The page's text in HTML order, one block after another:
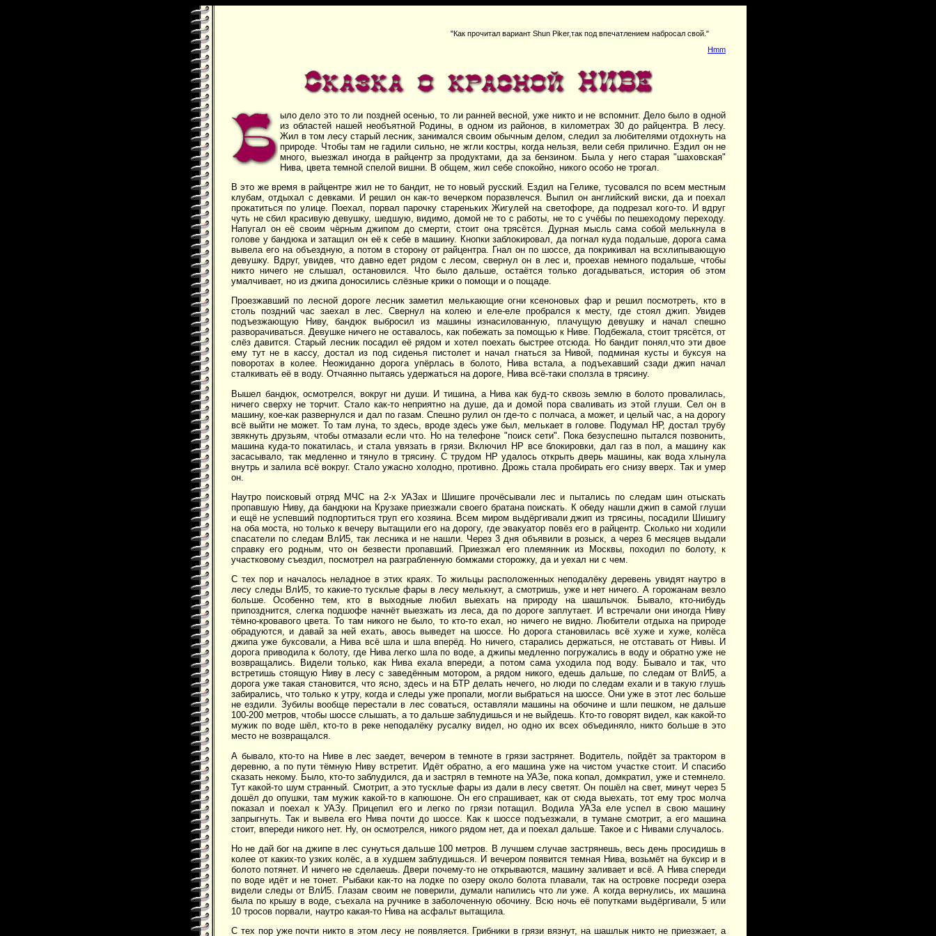
"Как прочитал вариант Shun Piker,так под впечатлением набросал свой."
Hmm
ыло дело это то ли поздней осенью, то ли ранней весной, уже никто и не вспомнит. Дело было в одной
из областей нашей необъятной Родины, в одном из районов, в километрах 30 до райцентра. В лесу.
Жил в том лесу старый лесник, занимался своим обычным делом, следил за любителями отдохнуть на
природе. Чтобы там не гадили сильно, не жгли костры, когда нельзя, вели себя прилично. Ездил он не
много, выезжал иногда в райцентр за продуктами, да за бензином. Была у него старая "шаховская"
Нива, цвета темной спелой вишни. В общем, жил себе спокойно, никого особо не трогал.
В это же время в райцентре жил не то бандит, не то новый русский. Ездил на Гелике, тусовался по всем местным
клубам, отдыхал с девками. И решил он как-то вечерком поразвлечся. Выпил он английский виски, да и поехал
прокатиться по улице. Поехал, порвал парочку стареньких Жигулей на светофоре, да подрезал кого-то. И вдруг
чуть не сбил красивую девушку, шедшую, видимо, домой не то с работы, не то с учёбы по пешеходому переходу.
Напугал он её своим чёрным джипом до смерти, стоит она трясётся. Дурная мысль сама собой мелькнула в
голове у бандюка и затащил он её к себе в машину. Кнопки заблокировал, да погнал куда подальше, дорога сама
вывела его на объездную, а потом в сторону от райцентра. Гнал он по шоссе, да покрикивал на всхлипывающую
девушку. Вдруг, увидев, что давно едет рядом с лесом, свернул он в лес и, проехав немного подальше, чтобы
никто ничего не слышал, остановился. Что было дальше, остаётся только догадываться, история об этом
умалчивает, но из джипа доносились слёзные крики о помощи и о пощаде.
Проезжавший по лесной дороге лесник заметил мелькающие огни ксеноновых фар и решил посмотреть, кто в
столь поздний час заехал в лес. Свернул на колею и еле-еле пробрался к месту, где стоял джип. Увидев
подъезжающую Ниву, бандюк выбросил из машины изнасилованную, плачущую девушку и начал спешно
разворачиваться. Девушке ничего не оставалось, как побежать за помощью к Ниве. Подбежала, стоит трясётся, от
слёз давится. Старый лесник посадил её рядом и хотел поехать быстрее отсюда. Но бандит понял,что эти двое
ему тут не в кассу, достал из под сиденья пистолет и начал гнаться за Нивой, подминая кусты и буксуя на
поворотах в колее. Неожиданно дорога упёрлась в болото, Нива встала, а подъехавший сзади джип начал
сталкивать её в воду. Отчаянно пытаясь удержаться на дороге, Нива всё-таки сползла в трясину.
Вышел бандюк, осмотрелся, вокруг ни души. И тишина, а Нива как буд-то сквозь землю в болото провалилась,
ничего сверху не торчит. Стало как-то неприятно на душе, да и домой пора сваливать из этой глуши. Сел он в
машину, кое-как развернулся и дал по газам. Спешно рулил он где-то с полчаса, а может, и целый час, а на дорогу
всё выйти не может. То там луна, то здесь, вроде здесь уже был, мелькает в голове. Подумал НР, достал трубу
звякнуть друзьям, чтобы отмазали если что. Но на телефоне "поиск сети". Пока безуспешно пытался позвонить,
машина куда-то покатилась, и стала увязать в грязи. Включил НР все блокировки, дал газ в пол, а машину как
засасывало, так медленно и тянуло в трясину. С трудом НР удалось открыть дверь машины, как вода хлынула
внутрь и залила всё вокруг. Стало ужасно холодно, противно. Дрожь стала пробирать его снизу вверх. Так и умер
он.
Наутро поисковый отряд МЧС на 2-х УАЗах и Шишиге прочёсывали лес и пытались по следам шин отыскать
пропавшую Ниву, да бандюки на Крузаке приезжали своего братана поискать. К обеду нашли джип в самой глуши
и ещё не успевший подпортиться труп его хозяина. Всем миром выдёргивали джип из трясины, посадили Шишигу
на оба моста, но только к вечеру вытащили его на дорогу, где эвакуатор повёз его в райцентр. Сколько ни ходили
спасатели по следам ВлИ5, так лесника и не нашли. Через 3 дня объявили в розыск, а через 6 месяцев выдали
справку его родным, что он безвести пропавший. Приезжал его племянник из Москвы, походил по болоту, к
участковому съездил, посмотрел на разграбленную бомжами сторожку, да и уехал ни с чем.
С тех пор и началось неладное в этих краях. То жильцы расположенных неподалёку деревень увидят наутро в
лесу следы ВлИ5, то какие-то тусклые фары в лесу мелькнут, а смотришь, уже и нет ничего. А горожанам везло
больше. Особенно тем, кто в выходные любил выехать на природу на шашлычок. Бывало, кто-нибудь
припозднится, слегка подшофе начнёт выезжать из леса, да по дороге заплутает. И встречали они иногда Ниву
тёмно-кровавого цвета. То там никого не было, то кто-то ехал, но ничего не видно. Любители отдыха на природе
обрадуются, и давай за ней ехать, авось выведет на шоссе. Но дорога становилась всё хуже и хуже, колёса
джипа уже буксовали, а Нива всё шла и шла вперёд. Но ничего, старались держаться, не отставать от Нивы. И
дорога приводила к болоту, где Нива легко шла по воде, а джипы медленно погружались в воду и обратно уже не
возвращались. Видели только, как Нива ехала впереди, а потом сама уходила под воду. Бывало и так, что
встретишь стоящую Ниву в лесу с заведённым мотором, а рядом никого, едешь дальше, по следам от ВлИ5, а
дорога уже такая становится, что ясно, здесь и на БТР делать нечего, но люди по следам ехали и в такую глушь
забирались, что только к утру, когда и следы уже пропали, могли выбраться на шоссе. Они уже в этот лес больше
не ездили. Зубилы вообще перестали в лес соваться, оставляли машины на обочине и шли пешком, не дальше
100-200 метров, чтобы шоссе слышать, а то дальше заблудишься и не выйдешь. Кто-то говорят видел, как какой-то
мужик по воде шёл, кто-то в реке неподалёку русалку видел, но одно их всех объединяло, никто больше в это
место не возвращался.
А бывало, кто-то на Ниве в лес заедет, вечером в темноте в грязи застрянет. Водитель, пойдёт за трактором в
деревню, а по пути тёмную Ниву встретит. Идёт обратно, а его машина уже на чистом участке стоит. И спасибо
сказать некому. Было, кто-то заблудился, да и застрял в темноте на УАЗе, пока копал, домкратил, уже и стемнело.
Тут какой-то шум странный. Смотрит, а это тусклые фары из дали в лесу светят. Он пошёл на свет, минут через 5
дошёл до опушки, там мужик какой-то в капюшоне. Он его спрашивает, как от сюда выехать, тот ему трос молча
показал и поехал к УАЗу. Прицепил его и легко по грязи потащил. Водила УАЗа еле успел в свою машину
запрыгнуть. Так и вывела его Нива почти до шоссе. Как к шоссе подъезжали, в тумане смотрит, а его машина
стоит, впереди никого нет. Ну, он осмотрелся, никого рядом нет, да и поехал дальше. Такое и с Нивами случалось.
Но не дай бог на джипе в лес сунуться дальше 100 метров. В лучшем случае застрянешь, весь день просидишь в
колее от каких-то узких колёс, а в худшем заблудишься. И вечером появится темная Нива, возьмёт на буксир и в
болото потянет. И ничего не сделаешь. Двери почему-то не открываются, машину заливает и всё. А Нива спереди
по воде идёт и не тонет. Рыбаки как-то на лодке по озеру около болота плавали, так на островке посреди озера
видели следы от ВлИ5. Глазам своим не поверили, думали напились что ли уже. А когда вернулись, их машина
была по крышу в воде, съехала на ручнике в заболоченную обочину. Всю ночь её попутками выдёргивали, 5 или
10 тросов порвали, наутро какая-то Нива на асфальт вытащила.
С тех пор уже почти никто в этом лесу не появляется. Грибники в грязи вязнут, на шашлык никто не приезжает, а